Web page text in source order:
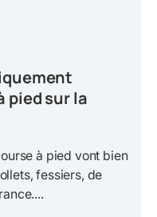
pied sur la
à pied vont bien
fessiers, de